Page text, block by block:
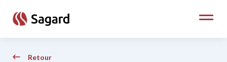
Toggle
Retour